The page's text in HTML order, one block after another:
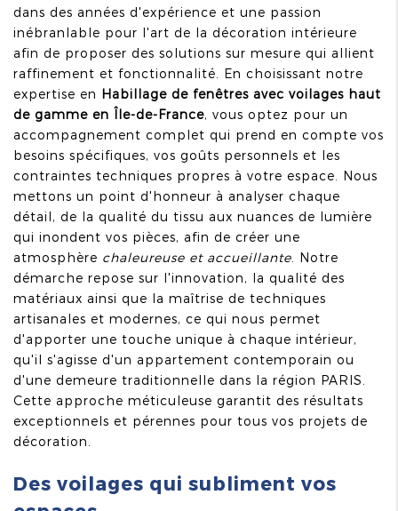
dans des années d'expérience et une passion
inébranlable pour l'art de la décoration intérieure
afin de proposer des solutions sur mesure qui allient
raffinement et fonctionnalité. En choisissant notre
expertise en Habillage de fenêtres avec voilages haut
de gamme en Île-de-France, vous optez pour un
accompagnement complet qui prend en compte vos
besoins spécifiques, vos goûts personnels et les
contraintes techniques propres à votre espace. Nous
mettons un point d'honneur à analyser chaque
détail, de la qualité du tissu aux nuances de lumière
qui inondent vos pièces, afin de créer une
atmosphère chaleureuse et accueillante . Notre
démarche repose sur l'innovation, la qualité des
matériaux ainsi que la maîtrise de techniques
artisanales et modernes, ce qui nous permet
d'apporter une touche unique à chaque intérieur,
qu'il s'agisse d'un appartement contemporain ou
d'une demeure traditionnelle dans la région PARIS.
Cette approche méticuleuse garantit des résultats
exceptionnels et pérennes pour tous vos projets de
décoration.
Des voilages qui subliment vos